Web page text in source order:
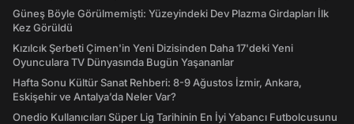
Güneş Böyle Görülmemişti: Yüzeyindeki Dev Plazma Girdapları İlk
Kez Görüldü
Kızılcık Şerbeti Çimen'in Yeni Dizisinden Daha 17'deki Yeni
Oyunculara TV Dünyasında Bugün Yaşananlar
Hafta Sonu Kültür Sanat Rehberi: 8-9 Ağustos İzmir, Ankara,
Eskişehir ve Antalya’da Neler Var?
Onedio Kullanıcıları Süper Lig Tarihinin En İyi Yabancı Futbolcusunu